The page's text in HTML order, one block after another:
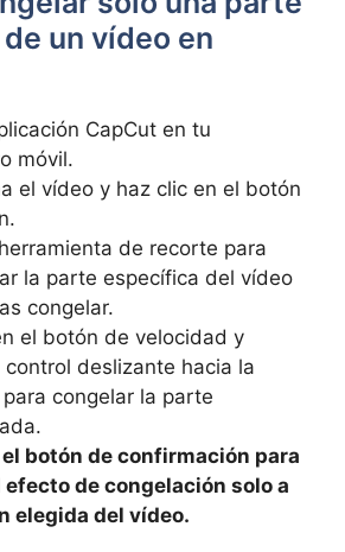
un vídeo en
CapCut en tu
móvil.
el vídeo y haz clic en el botón
de recorte para
la parte específica del vídeo
congelar.
el botón de velocidad y
control deslizante hacia la
congelar la parte
botón de confirmación para
de congelación solo a
elegida del vídeo.